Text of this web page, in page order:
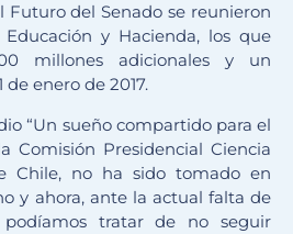
Futuro del Senado se reunieron
y Hacienda, los que
millones adicionales y un
enero de 2017.
“Un sueño compartido para el
Comisión Presidencial Ciencia
Chile, no ha sido tomado en
y ahora, ante la actual falta de
podíamos tratar de no seguir